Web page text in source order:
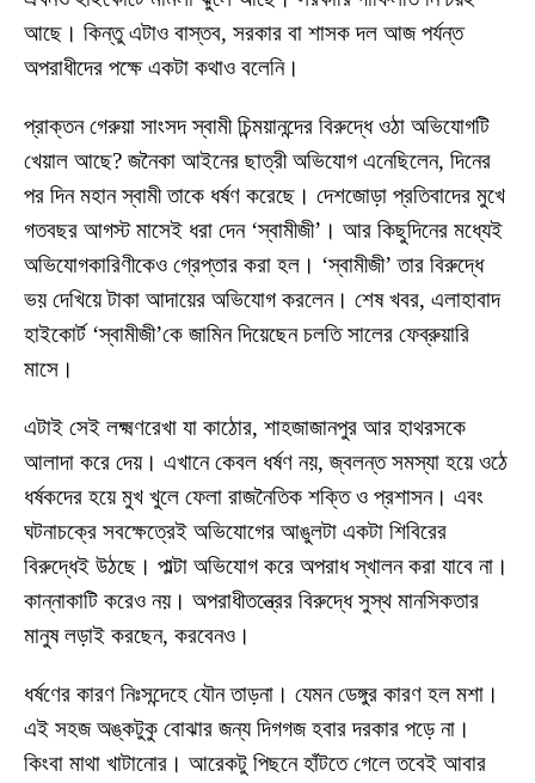
আছে। কিন্তু এটাও বাস্তব, সরকার বা শাসক দল আজ পর্যন্ত
অপরাধীদের পক্ষে একটা কথাও বলেনি।
প্রাক্তন গেরুয়া সাংসদ স্বামী চিন্ময়ানন্দের বিরুদ্ধে ওঠা অভিযোগটি
খেয়াল আছে? জনৈকা আইনের ছাত্রী অভিযোগ এনেছিলেন, দিনের
পর দিন মহান স্বামী তাকে ধর্ষণ করেছে। দেশজোড়া প্রতিবাদের মুখে
গতবছর আগস্ট মাসেই ধরা দেন ‘স্বামীজী’। আর কিছুদিনের মধ্যেই
অভিযোগকারিণীকেও গ্রেপ্তার করা হল। ‘স্বামীজী’ তার বিরুদ্ধে
ভয় দেখিয়ে টাকা আদায়ের অভিযোগ করলেন। শেষ খবর, এলাহাবাদ
হাইকোর্ট ‘স্বামীজী’কে জামিন দিয়েছেন চলতি সালের ফেব্রুয়ারি
মাসে।
এটাই সেই লক্ষ্মণরেখা যা কাঠোর, শাহজাজানপুর আর হাথরসকে
আলাদা করে দেয়। এখানে কেবল ধর্ষণ নয়, জ্বলন্ত সমস্যা হয়ে ওঠে
ধর্ষকদের হয়ে মুখ খুলে ফেলা রাজনৈতিক শক্তি ও প্রশাসন। এবং
ঘটনাচক্রে সবক্ষেত্রেই অভিযোগের আঙুলটা একটা শিবিরের
বিরুদ্ধেই উঠছে। পাল্টা অভিযোগ করে অপরাধ স্খালন করা যাবে না।
কান্নাকাটি করেও নয়। অপরাধীতন্ত্রের বিরুদ্ধে সুস্থ মানসিকতার
মানুষ লড়াই করছেন, করবেনও।
ধর্ষণের কারণ নিঃসন্দেহে যৌন তাড়না। যেমন ডেঙ্গুর কারণ হল মশা।
এই সহজ অঙ্কটুকু বোঝার জন্য দিগগজ হবার দরকার পড়ে না।
কিংবা মাথা খাটানোর। আরেকটু পিছনে হাঁটতে গেলে তবেই আবার